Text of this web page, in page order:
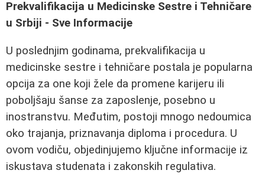
Prekvalifikacija u Medicinske Sestre i Tehničare
u Srbiji - Sve Informacije
U poslednjim godinama, prekvalifikacija u
medicinske sestre i tehničare postala je popularna
opcija za one koji žele da promene karijeru ili
poboljšaju šanse za zaposlenje, posebno u
inostranstvu. Međutim, postoji mnogo nedoumica
oko trajanja, priznavanja diploma i procedura. U
ovom vodiču, objedinjujemo ključne informacije iz
iskustava studenata i zakonskih regulativa.